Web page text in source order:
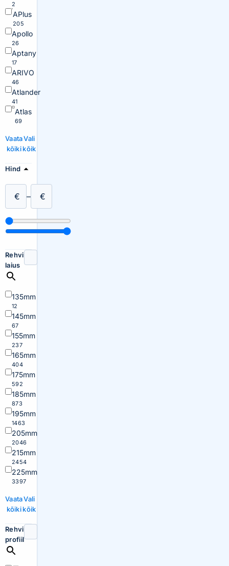
2
APlus
205
Apollo
26
Aptany
17
ARIVO
46
Atlander
41
Atlas
69
Vaata
kõiki
Vali
kõik
Hind
€ – €
Rehvi
laius
135mm
12
145mm
67
155mm
237
165mm
404
175mm
592
185mm
873
195mm
1463
205mm
2046
215mm
2454
225mm
3397
Vaata
kõiki
Vali
kõik
Rehvi
profiil